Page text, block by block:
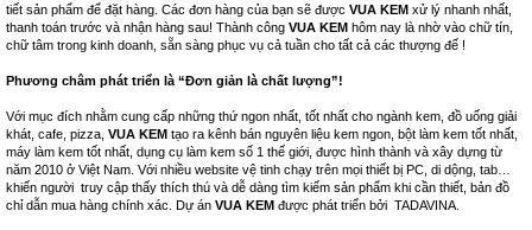
tiết sản phẩm để đặt hàng. Các đơn hàng của bạn sẽ được VUA KEM xử lý nhanh nhất,
thanh toán trước và nhận hàng sau! Thành công VUA KEM hôm nay là nhờ vào chữ tín,
chữ tâm trong kinh doanh, sẵn sàng phục vụ cả tuần cho tất cả các thượng đế !
Phương châm phát triển là “Đơn giản là chất lượng”!
Với mục đích nhằm cung cấp những thứ ngon nhất, tốt nhất cho ngành kem, đồ uống giải
khát, cafe, pizza, VUA KEM tạo ra kênh bán nguyên liệu kem ngon, bột làm kem tốt nhất,
máy làm kem tốt nhất, dụng cụ làm kem số 1 thế giới, được hình thành và xây dựng từ
năm 2010 ở Việt Nam. Với nhiều website vệ tinh chạy trên mọi thiết bị PC, di dộng, tab…
khiến người truy cập thấy thích thú và dễ dàng tìm kiếm sản phẩm khi cần thiết, bản đồ
chỉ dẫn mua hàng chính xác. Dự án VUA KEM được phát triển bởi TADAVINA